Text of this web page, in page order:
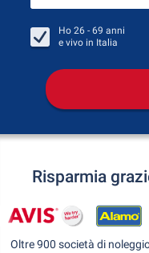
Ho 26 - 69 anni
e vivo in Italia
Risparmia
Oltre 900 società di